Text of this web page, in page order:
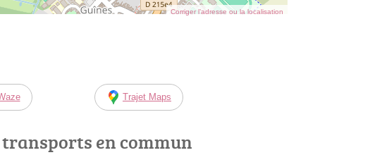
Corriger l’adresse ou la localisation
Trajet Maps
en commun